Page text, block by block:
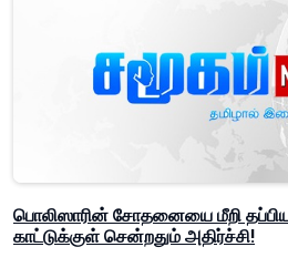
பொலிஸாரின் சோதனையை மீறி தப்பிய
காட்டுக்குள் சென்றதும் அதிர்ச்சி!